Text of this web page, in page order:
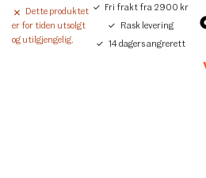
Dette produktet
er for tiden utsolgt
og utilgjengelig.
Fri frakt fra 2900 kr
Rask levering
14 dagers angrerett